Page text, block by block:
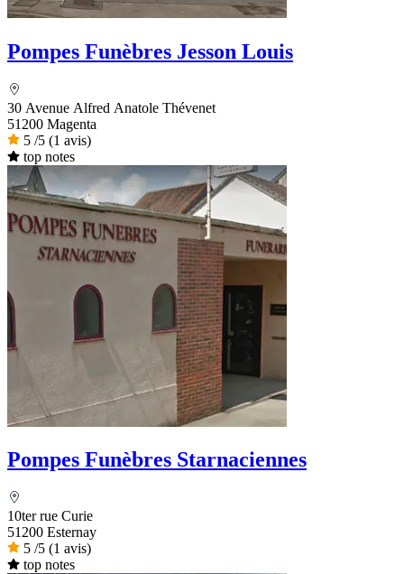
Pompes Funèbres Jesson Louis
30 Avenue Alfred Anatole Thévenet
51200 Magenta
5 /5 (1 avis)
top notes
Pompes Funèbres Starnaciennes
10ter rue Curie
51200 Esternay
5 /5 (1 avis)
top notes